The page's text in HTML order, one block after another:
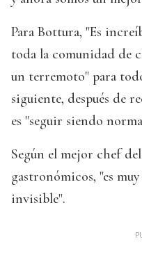
Para Bottura, "Es
toda la comunidad de
un terremoto" para
siguiente, después de
es "seguir siendo
Según el mejor chef
gastronómicos, "es
invisible".